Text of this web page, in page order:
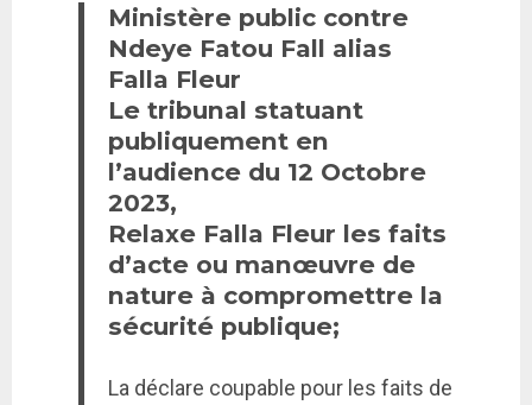
Ministère public contre
Ndeye Fatou Fall alias
Falla Fleur
Le tribunal statuant
publiquement en
l’audience du 12 Octobre
2023,
Relaxe Falla Fleur les faits
d’acte ou manœuvre de
nature à compromettre la
sécurité publique;
La déclare coupable pour les faits de